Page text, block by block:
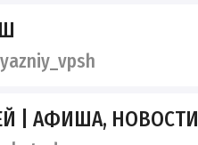
| АФИША, НОВОСТИ